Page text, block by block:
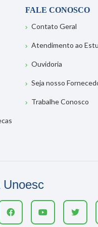
FALE CONOSCO
Contato Geral
Atendimento ao
Ouvidoria
Seja nosso
Trabalhe Conosco
Unoesc